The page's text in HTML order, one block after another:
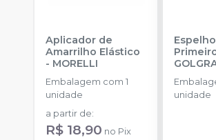
Aplicador de
Amarrilho Elástico
- MORELLI
Embalagem com 1
unidade
a partir de:
R$ 18,90 no Pix
unidade